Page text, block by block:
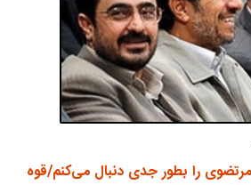
را بطور جدی دنبال می‌کنم/قوه